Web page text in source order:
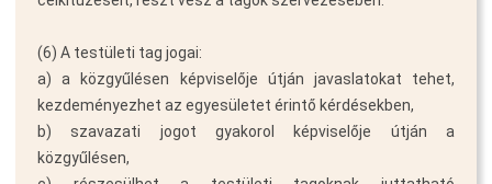
(6) A testületi tag jogai:
a) a közgyűlésen képviselője útján javaslatokat tehet,
kezdeményezhet az egyesületet érintő kérdésekben,
b) szavazati jogot gyakorol képviselője útján a
közgyűlésen,